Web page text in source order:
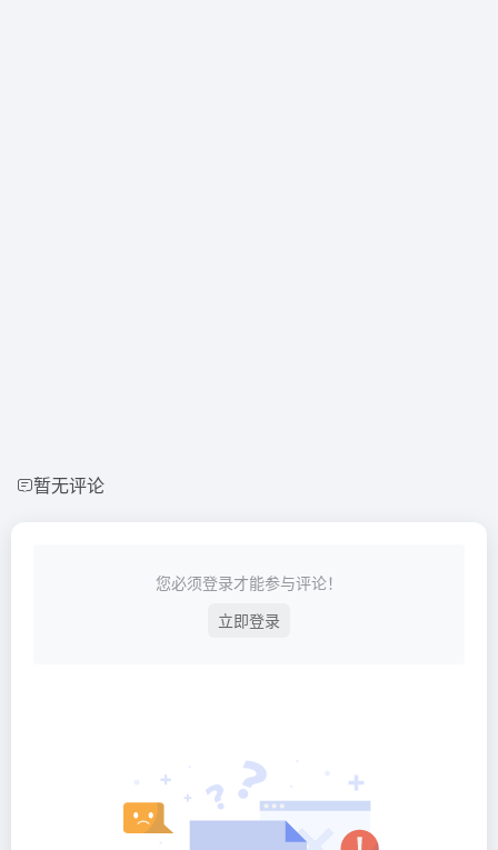
暂无评论
您必须登录才能参与评论！
立即登录